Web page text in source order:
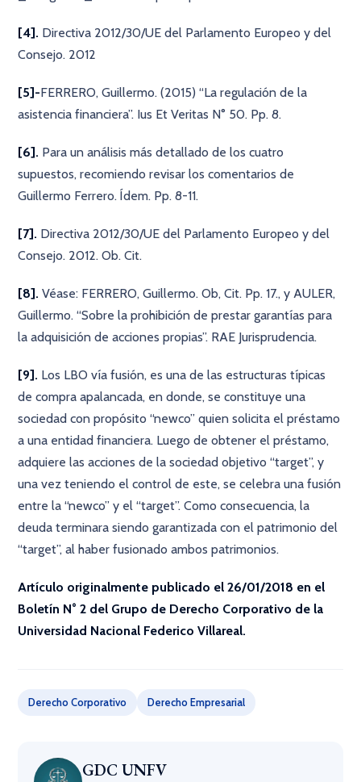
[4]. Directiva 2012/30/UE del Parlamento Europeo y del
Consejo. 2012
[5]-FERRERO, Guillermo. (2015) “La regulación de la
asistencia financiera”. Ius Et Veritas N° 50. Pp. 8.
[6]. Para un análisis más detallado de los cuatro
supuestos, recomiendo revisar los comentarios de
Guillermo Ferrero. Ídem. Pp. 8-11.
[7]. Directiva 2012/30/UE del Parlamento Europeo y del
Consejo. 2012. Ob. Cit.
[8].Véase: FERRERO, Guillermo. Ob, Cit. Pp. 17., y AULER,
Guillermo. “Sobre la prohibición de prestar garantías para
la adquisición de acciones propias”. RAE Jurisprudencia.
[9]. Los LBO vía fusión, es una de las estructuras típicas
de compra apalancada, en donde, se constituye una
sociedad con propósito “newco” quien solicita el préstamo
a una entidad financiera. Luego de obtener el préstamo,
adquiere las acciones de la sociedad objetivo “target”, y
una vez teniendo el control de este, se celebra una fusión
entre la “newco” y el “target”. Como consecuencia, la
deuda terminara siendo garantizada con el patrimonio del
“target”, al haber fusionado ambos patrimonios.
Artículo originalmente publicado el 26/01/2018 en el
Boletín N° 2 del Grupo de Derecho Corporativo de la
Universidad Nacional Federico Villareal.
Derecho Corporativo Derecho Empresarial
GDC UNFV